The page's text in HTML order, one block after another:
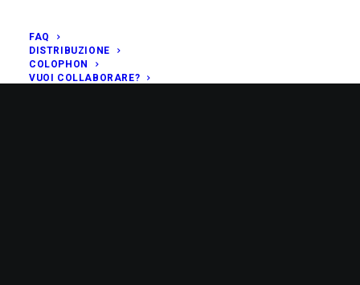
FAQ
DISTRIBUZIONE
COLOPHON
VUOI COLLABORARE?